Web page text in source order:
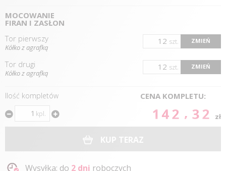
MOCOWANIE
FIRAN I ZASŁON
Tor pierwszy
Kółko z agrafką
szt. ZMIEŃ
Tor drugi
Kółko z agrafką
szt. ZMIEŃ
Ilość kompletów
kpl.
CENA KOMPLETU:
142.32 zł
KUP TERAZ
Wysyłka: do 2 dni roboczych